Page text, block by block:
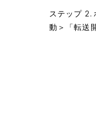
ステップ 2.
動＞「転送